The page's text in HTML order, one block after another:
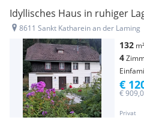
Idyllisches Haus in ruhiger
8611 Sankt Katharein an der Laming
132 m²
4
Privat
€
€